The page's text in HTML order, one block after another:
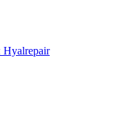
Hyalrepair